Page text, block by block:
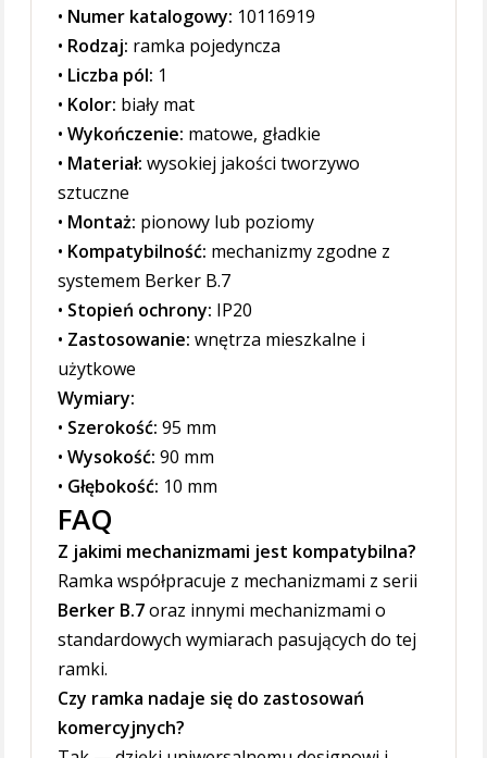
• Numer katalogowy: 10116919
• Rodzaj: ramka pojedyncza
• Liczba pól: 1
• Kolor: biały mat
•Wykończenie: matowe, gładkie
• Materiał: wysokiej jakości tworzywo
sztuczne
• Montaż: pionowy lub poziomy
• Kompatybilność: mechanizmy zgodne z
systemem Berker B.7
• Stopień ochrony: IP20
• Zastosowanie: wnętrza mieszkalne i
użytkowe
Wymiary:
• Szerokość: 95 mm
•Wysokość: 90 mm
• Głębokość: 10 mm
FAQ
Z jakimi mechanizmami jest kompatybilna?
Ramka współpracuje z mechanizmami z serii
Berker B.7oraz innymi mechanizmami o
standardowych wymiarach pasujących do tej
ramki.
Czy ramka nadaje się do zastosowań
komercyjnych?